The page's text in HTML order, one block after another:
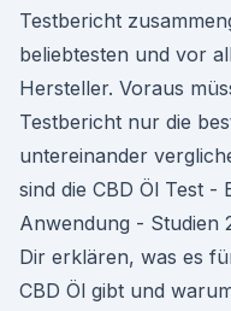
Testbericht
beliebtesten und vor
Hersteller. Voraus
Testbericht nur die
untereinander
sind die CBD Öl Test
Anwendung - Studien
Dir erklären, was es
CBD Öl gibt und